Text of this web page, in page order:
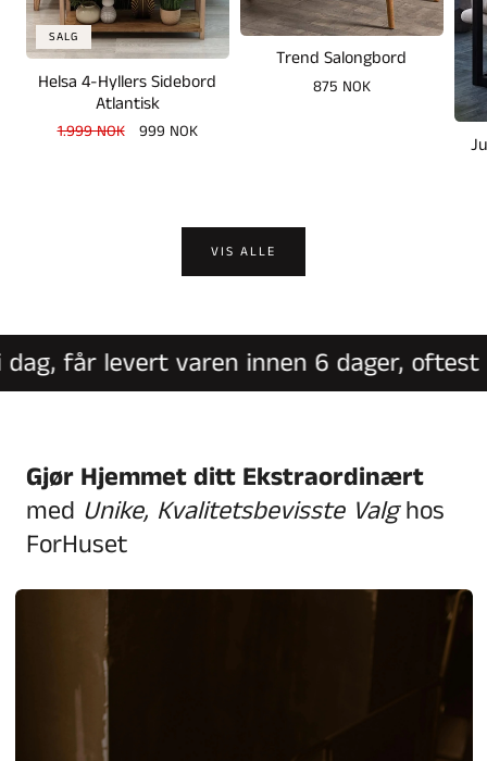
SALG
Helsa 4-Hyllers Sidebord
Atlantisk
Vanlig
1.999 NOK Salgspris
999 NOK
Trend Salongbord
Vanlig
875 NOK
VIS ALLE
får levert varen innen 6 dager, oftest
Gjør Hjemmet ditt Ekstraordinært
med Unike, Kvalitetsbevisste Valghos
ForHuset